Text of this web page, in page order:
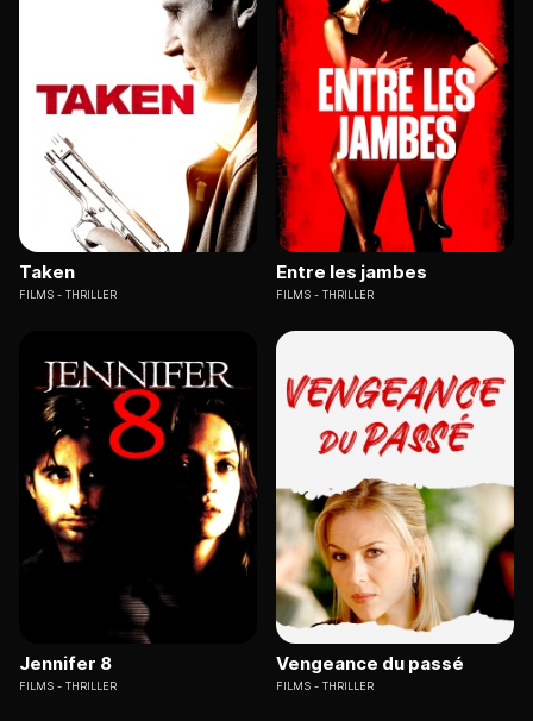
Taken
FILMS THRILLER
Entre les jambes
FILMS THRILLER
Jennifer 8
FILMS THRILLER
Vengeance du passé
FILMS THRILLER